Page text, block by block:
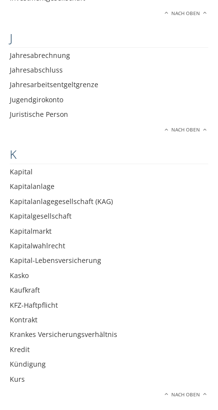
NACH OBEN
J
Jahresabrechnung
Jahresabschluss
Jahresarbeitsentgeltgrenze
Jugendgirokonto
Juristische Person
NACH OBEN
K
Kapital
Kapitalanlage
Kapitalanlagegesellschaft (KAG)
Kapitalgesellschaft
Kapitalmarkt
Kapitalwahlrecht
Kapital-Lebensversicherung
Kasko
Kaufkraft
KFZ-Haftpflicht
Kontrakt
Krankes Versicherungsverhältnis
Kredit
Kündigung
Kurs
NACH OBEN